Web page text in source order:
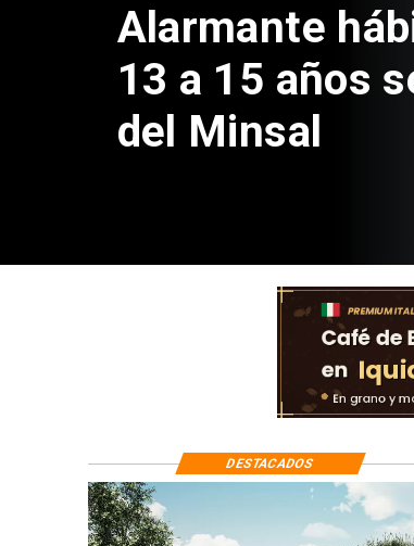
Aprueban
Sebastián
de $4 mil
DESTACADOS